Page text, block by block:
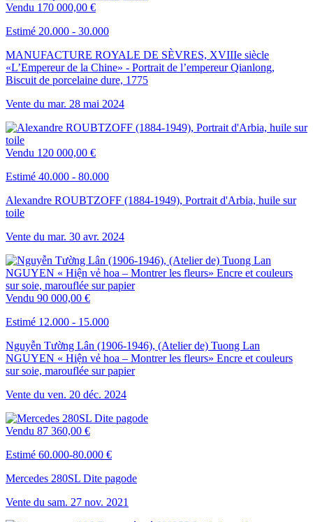
Vendu 170 000,00 €
Estimé 20.000 - 30.000
MANUFACTURE ROYALE DE SÈVRES, XVIIIe siècle
«L’Empereur de la Chine» - Portrait de l’empereur Qianlong,
Biscuit de porcelaine dure, 1775
Vente du mar. 28 mai 2024
Vendu 120 000,00 €
Estimé 40.000 - 80.000
Alexandre ROUBTZOFF (1884-1949), Portrait d'Arbia, huile sur
toile
Vente du mar. 30 avr. 2024
Vendu 90 000,00 €
Estimé 12.000 - 15.000
Nguyễn Tường Lân (1906-1946), (Atelier de) Tuong Lan
NGUYEN « Hiện vẻ hoa – Montrer les fleurs» Encre et couleurs
sur soie, marouflée sur papier
Vente du ven. 20 déc. 2024
Vendu 87 360,00 €
Estimé 60.000-80.000 €
Mercedes 280SL Dite pagode
Vente du sam. 27 nov. 2021